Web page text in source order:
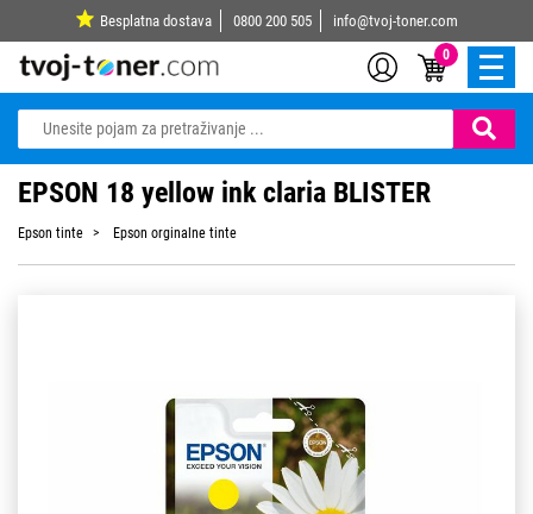
Besplatna dostava 0800 200 505 info@tvoj-toner.com
0
EPSON 18 yellow ink claria BLISTER
Epson tinte Epson orginalne tinte